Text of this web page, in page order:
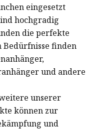
eingesetzt
hochgradig
die perfekte
Bedürfnisse finden
und andere
unserer
können zur
und